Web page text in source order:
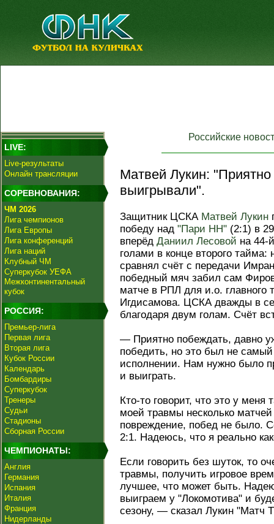
LIVE:
Live-результаты
Онлайн трансляции
СОРЕВНОВАНИЯ:
ЧМ 2026
Лига чемпионов
Лига Европы
Лига конференций
Лига наций
Клубный ЧМ
Суперкубок УЕФА
Межконтинентальный
кубок
РОССИЯ:
Премьер-лига
Первая лига
Вторая лига
Кубок России
Календарь
Бомбардиры
Суперкубок
Тренеры
Судьи
Стадионы
Сборная России
ЧЕМПИОНАТЫ:
Англия
Германия
Испания
Италия
Франция
Нидерланды
Российские
Матвей Лукин:
выигрывали".
Защитник ЦСКА Матвей Лукин
победу над "Пари НН" (2:1) в
вперёд Даниил Лесовой на 44-
голами в конце второго
сравнял счёт с передачи
победный мяч забил сам
матче в РПЛ для и.о. главного
Игдисамова. ЦСКА дважды в
благодаря двум голам. Счёт
— Приятно побеждать, давно
победить, но это был не
исполнении. Нам нужно было
и выиграть.
Кто‑то говорит, что это у
моей травмы несколько
повреждение, побед не было.
2:1. Надеюсь, что я реально
Если говорить без шуток, то
травмы, получить игровое
лучшее, что может быть.
выиграем у "Локомотива" и
сезону, — сказал Лукин "Матч